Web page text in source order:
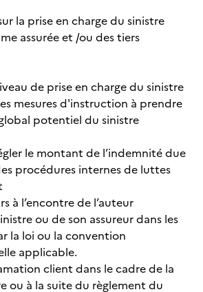
la prise en charge du sinistre
assurée et /ou des tiers
de prise en charge du sinistre
mesures d'instruction à prendre
potentiel du sinistre
le montant de l’indemnité due
procédures internes de luttes
à l’encontre de l’auteur
ou de son assureur dans les
la loi ou la convention
applicable.
client dans le cadre de la
ou à la suite du règlement du